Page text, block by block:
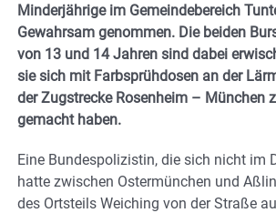
Minderjährige im Gemeindebereich
Gewahrsam genommen. Die beiden
von 13 und 14 Jahren sind dabei
sie sich mit Farbsprühdosen an der
der Zugstrecke Rosenheim – München
gemacht haben.
Eine Bundespolizistin, die sich nicht im
hatte zwischen Ostermünchen und
des Ortsteils Weiching von der Straße